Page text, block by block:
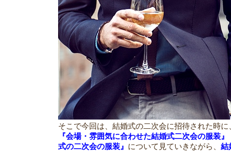
そこで今回は、結婚式の二次会に招待された時に
『会場・雰囲気に合わせた結婚式二次会の服装
式の二次会の服装』 について見ていきながら、 結